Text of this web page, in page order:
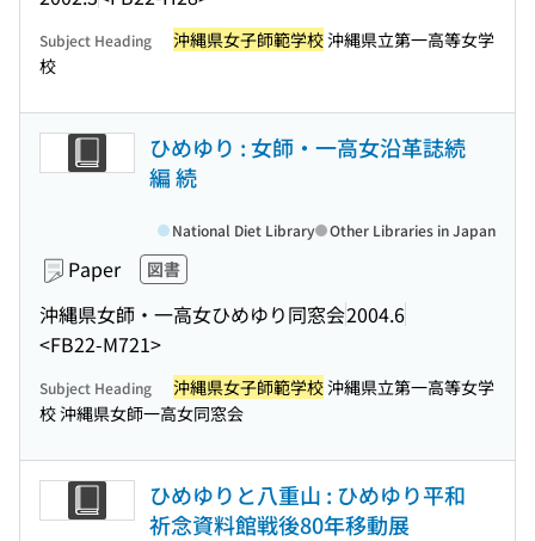
Subject Heading 沖縄県女子師範学校沖縄県立第一高等女学
校
ひめゆり : 女師・一高女沿革誌続
編 続
Paper 図書
沖縄県女師・一高女ひめゆり同窓会2004.6
<FB22-M721>
National Diet Library Other Libraries in Japan
Subject Heading 沖縄県女子師範学校沖縄県立第一高等女学
校 沖縄県女師一高女同窓会
ひめゆりと八重山 : ひめゆり平和
祈念資料館戦後80年移動展